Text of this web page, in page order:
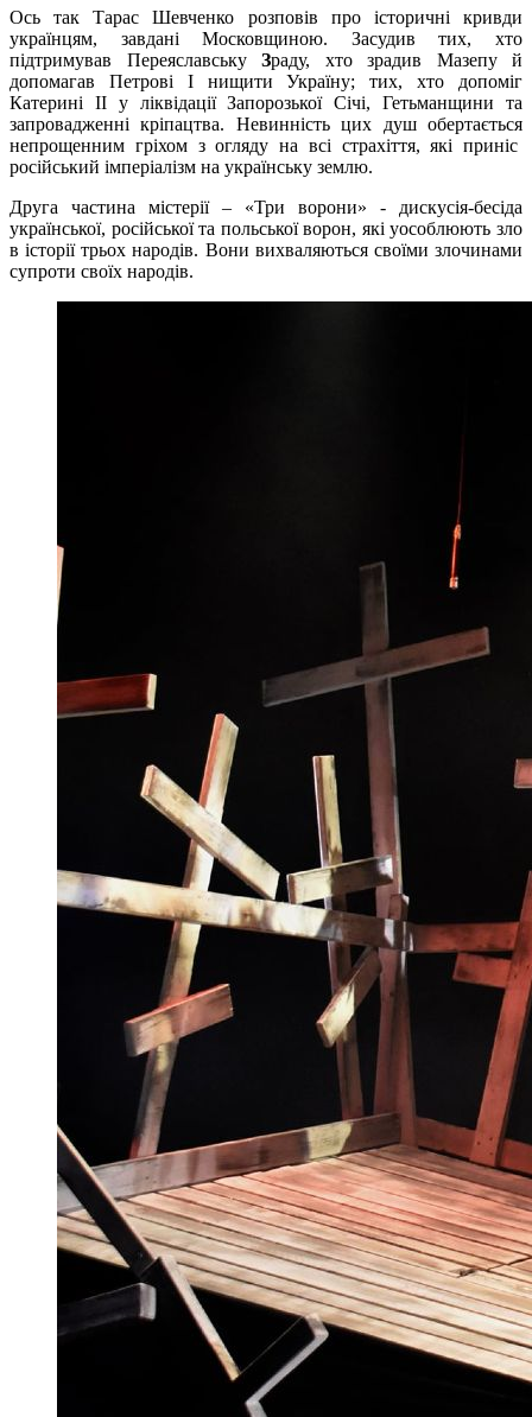
Ось так Тарас Шевченко розповів про історичні кривди
українцям, завдані Московщиною. Засудив тих, хто
підтримував Переяславську Зраду, хто зрадив Мазепу й
допомагав Петрові I нищити Україну; тих, хто допоміг
Катерині ІІ у ліквідації Запорозької Січі, Гетьманщини та
запровадженні кріпацтва. Невинність цих душ обертається
непрощенним гріхом з огляду на всі страхіття, які приніс
російський імперіалізм на українську землю.
Друга частина містерії – «Три ворони» - дискусія-бесіда
української, російської та польської ворон, які уособлюють зло
в історії трьох народів. Вони вихваляються своїми злочинами
супроти своїх народів.